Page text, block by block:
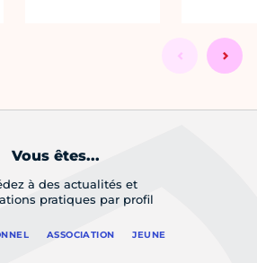
Vous êtes...
à des actualités et
pratiques par profil
ASSOCIATION JEUNE